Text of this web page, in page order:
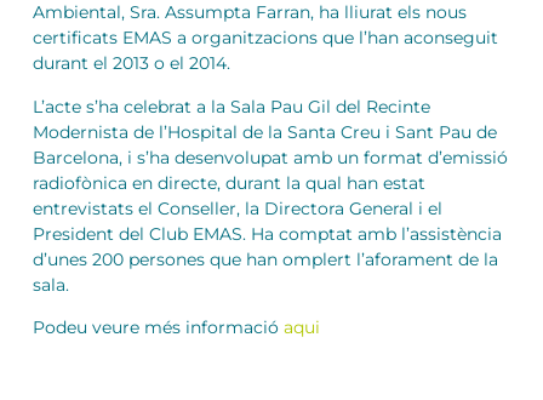
Ambiental, Sra. Assumpta Farran, ha lliurat els nous
certificats EMAS a organitzacions que l’han aconseguit
durant el 2013 o el 2014.
L’acte s’ha celebrat a la Sala Pau Gil del Recinte
Modernista de l’Hospital de la Santa Creu i Sant Pau de
Barcelona, i s’ha desenvolupat amb un format d’emissió
radiofònica en directe, durant la qual han estat
entrevistats el Conseller, la Directora General i el
President del Club EMAS. Ha comptat amb l’assistència
d’unes 200 persones que han omplert l’aforament de la
sala.
Podeu veure més informació aqui